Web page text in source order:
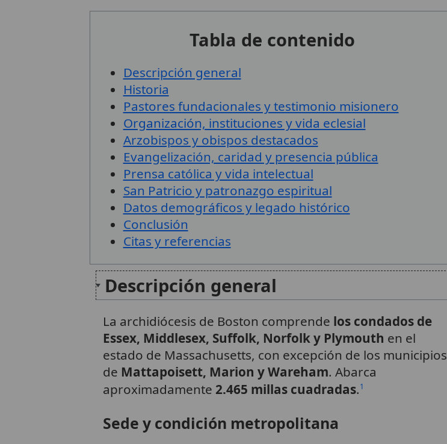
Tabla de contenido
Descripción general
Historia
Pastores fundacionales y testimonio misionero
Organización, instituciones y vida eclesial
Arzobispos y obispos destacados
Evangelización, caridad y presencia pública
Prensa católica y vida intelectual
San Patricio y patronazgo espiritual
Datos demográficos y legado histórico
Conclusión
Citas y referencias
Descripción general
La archidiócesis de Boston comprende los condados de
Essex, Middlesex, Suffolk, Norfolk y Plymouth en el
estado de Massachusetts, con excepción de los municipios
de Mattapoisett, Marion y Wareham. Abarca
aproximadamente 2.465 millas cuadradas.1
Sede y condición metropolitana